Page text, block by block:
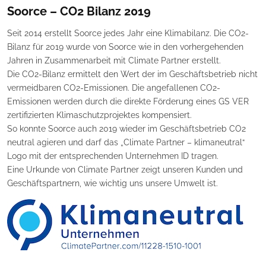
Soorce – CO2 Bilanz 2019
Seit 2014 erstellt Soorce jedes Jahr eine Klimabilanz. Die CO2-
Bilanz für 2019 wurde von Soorce wie in den vorhergehenden
Jahren in Zusammenarbeit mit Climate Partner erstellt.
Die CO2-Bilanz ermittelt den Wert der im Geschäftsbetrieb nicht
vermeidbaren CO2-Emissionen. Die angefallenen CO2-
Emissionen werden durch die direkte Förderung eines GS VER
zertifizierten Klimaschutzprojektes kompensiert.
So konnte Soorce auch 2019 wieder im Geschäftsbetrieb CO2
neutral agieren und darf das „Climate Partner – klimaneutral“
Logo mit der entsprechenden Unternehmen ID tragen.
Eine Urkunde von Climate Partner zeigt unseren Kunden und
Geschäftspartnern, wie wichtig uns unsere Umwelt ist.